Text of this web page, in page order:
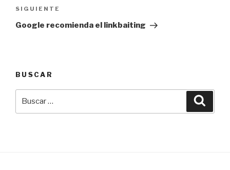
Siguiente
entrada
SIGUIENTE
Google recomienda el linkbaiting
BUSCAR